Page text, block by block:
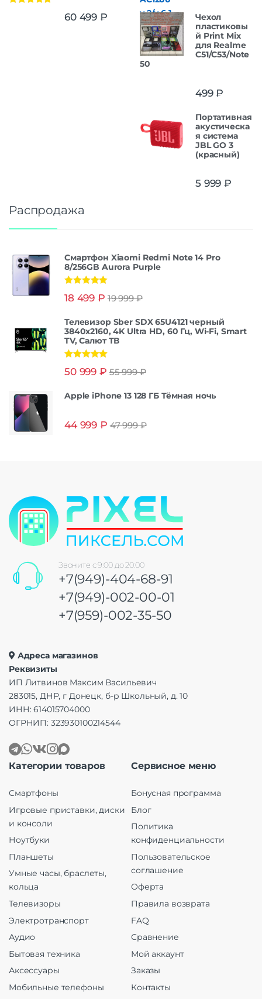
60 499 ₽
Чехол
пластиковы
й Print Mix
для Realme
C51/C53/Note
50
499₽
Портативная
акустическа
я система
JBL GO 3
(красный)
5 999 ₽
Распродажа
Смартфон Xiaomi Redmi Note 14 Pro
8/256GB Aurora Purple
из 5
18 499 ₽ 19 999₽
Телевизор Sber SDX 65U4121 черный
3840x2160, 4K Ultra HD, 60 Гц, Wi-Fi, Smart
TV, Салют ТВ
из 5
50 999 ₽ 55 999₽
Apple iPhone 13 128 ГБ Тёмная ночь
44 999 ₽ 47 999₽
Звоните с 9:00 до 20:00
+7(949)-404-68-91
+7(949)-002-00-01
+7(959)-002-35-50
Адреса магазинов
Реквизиты
ИП Литвинов Максим Васильевич
283015, ДНР, г Донецк, б-р Школьный, д. 10
ИНН: 614015704000
ОГРНИП: 323930100214544
Категории товаров
Смартфоны
Игровые приставки, диски
и консоли
Ноутбуки
Планшеты
Умные часы, браслеты,
кольца
Телевизоры
Электротранспорт
Аудио
Бытовая техника
Аксессуары
Мобильные телефоны
Сервисное меню
Бонусная программа
Блог
Политика
конфиденциальности
Пользовательское
соглашение
Оферта
Правила возврата
FAQ
Сравнение
Мой аккаунт
Заказы
Контакты